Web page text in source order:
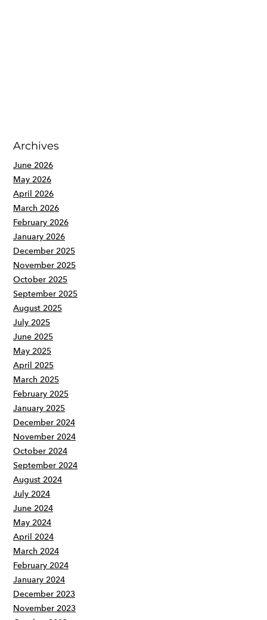
Archives
June 2026
May 2026
April 2026
March 2026
February 2026
January 2026
December 2025
November 2025
October 2025
September 2025
August 2025
July 2025
June 2025
May 2025
April 2025
March 2025
February 2025
January 2025
December 2024
November 2024
October 2024
September 2024
August 2024
July 2024
June 2024
May 2024
April 2024
March 2024
February 2024
January 2024
December 2023
November 2023